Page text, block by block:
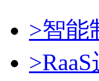
>智能